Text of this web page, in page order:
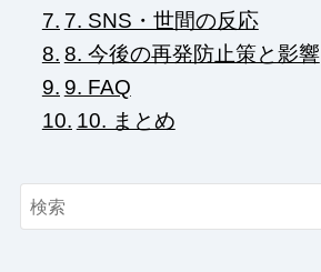
7. SNS・世間の反応
8. 今後の再発防止策と影響
9. FAQ
10. まとめ